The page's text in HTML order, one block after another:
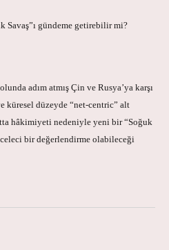
Savaş”ı gündeme getirebilir mi?
adım atmış Çin ve Rusya’ya karşı
küresel düzeyde “net-centric” alt
hâkimiyeti nedeniyle yeni bir “Soğuk
bir değerlendirme olabileceği